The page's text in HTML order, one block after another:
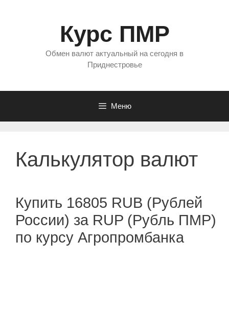
Курс ПМР
Обмен валют актуальный на сегодня в
Приднестровье
Меню
Калькулятор валют
Купить 16805 RUB (Рублей
России) за RUP (Рубль ПМР)
по курсу Агропромбанка